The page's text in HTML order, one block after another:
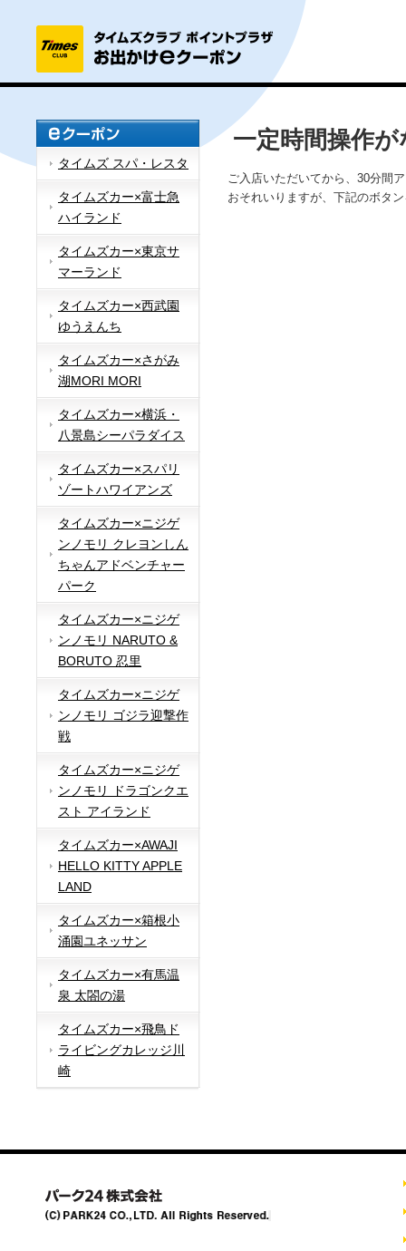
タイムズ スパ・レスタ
タイムズカー×富士急
ハイランド
タイムズカー×東京サ
マーランド
タイムズカー×西武園
ゆうえんち
タイムズカー×さがみ
湖MORI MORI
タイムズカー×横浜・
八景島シーパラダイス
タイムズカー×スパリ
ゾートハワイアンズ
タイムズカー×ニジゲ
ンノモリ クレヨンしん
ちゃんアドベンチャー
パーク
タイムズカー×ニジゲ
ンノモリ NARUTO &
BORUTO 忍里
タイムズカー×ニジゲ
ンノモリ ゴジラ迎撃作
戦
タイムズカー×ニジゲ
ンノモリ ドラゴンクエ
スト アイランド
タイムズカー×AWAJI
HELLO KITTY APPLE
LAND
タイムズカー×箱根小
涌園ユネッサン
タイムズカー×有馬温
泉 太閤の湯
タイムズカー×飛鳥ド
ライビングカレッジ川
崎
一定時間操作
ご入店いただいてから、30分間
おそれいりますが、下記のボタ